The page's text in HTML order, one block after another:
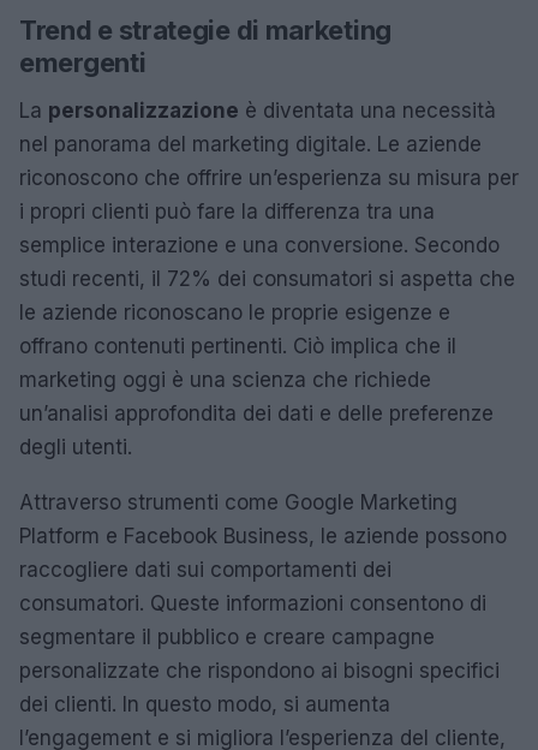
Trend e strategie di marketing
emergenti
La personalizzazione è diventata una necessità
nel panorama del marketing digitale. Le aziende
riconoscono che offrire un’esperienza su misura per
i propri clienti può fare la differenza tra una
semplice interazione e una conversione. Secondo
studi recenti, il 72% dei consumatori si aspetta che
le aziende riconoscano le proprie esigenze e
offrano contenuti pertinenti. Ciò implica che il
marketing oggi è una scienza che richiede
un’analisi approfondita dei dati e delle preferenze
degli utenti.
Attraverso strumenti come Google Marketing
Platform e Facebook Business, le aziende possono
raccogliere dati sui comportamenti dei
consumatori. Queste informazioni consentono di
segmentare il pubblico e creare campagne
personalizzate che rispondono ai bisogni specifici
dei clienti. In questo modo, si aumenta
l’engagement e si migliora l’esperienza del cliente,